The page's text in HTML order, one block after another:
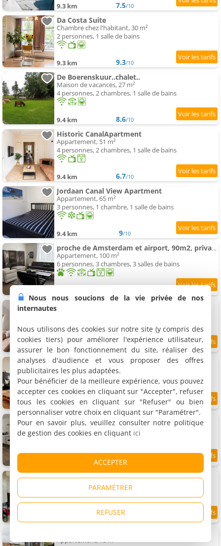
9.3 km 7.5/10
Da Costa Suite
Chambre chez l'habitant, 30 m²
2 personnes, 1 salle de bains
9.3 km 9.3/10
De Boerenskuur..chalet..
Maison de vacances, 27 m²
4 personnes, 2 chambres, 1 salle de bains
9.4 km 8.6/10
Historic CanalApartment
Appartement, 51 m²
4 personnes, 2 chambres, 1 salle de bains
9.4 km 6.7/10
Jordaan Canal View Apartment
Appartement, 65 m²
3 personnes, 1 chambre, 1 salle de bains
9.4 km 9/10
proche de Amsterdam et airport, 90m2, privacy!
Appartement, 100 m²
6 personnes, 3 chambres, 3 salles de bains
9.5 km 7.7/10
Suite at Park et Museum
Appartement, 38 m²
2 personnes, 1 chambre, 1 salle de bains
9.5 km 9.3/10
Rosies Place
Appartement, 30 m²
2 personnes, 1 chambre, 1 salle de bains
9.8/10
Friend zone
2 appartements, 60 et 80 m²
3 et 6 personnes (total 9 personnes)
7.5
Appartement, 18 m²
Nous nous soucions de la vie privée de nos
internautes
Nous utilisons des cookies sur notre site (y compris des
cookies tiers) pour améliorer l'expérience utilisateur,
assurer le bon fonctionnement du site, réaliser des
analyses d'audience et vous proposer des offres
publicitaires les plus adaptées.
Pour bénéficier de la meilleure expérience, vous pouvez
accepter ces cookies en cliquant sur "Accepter", refuser
tous les cookies en cliquant sur "Refuser" ou bien
personnaliser votre choix en cliquant sur "Paramétrer".
Pour en savoir plus, veuillez consulter notre politique
de gestion des cookies en cliquant ici
ACCEPTER
PARAMÉTRER
REFUSER